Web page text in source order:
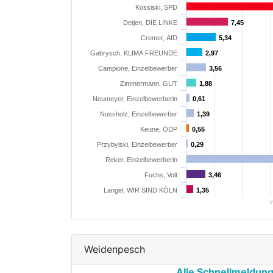
7,45
7,45
5,34
5,34
2,97
2,97
3,56
3,56
1,88
1,88
0,61
0,61
1,39
1,39
0,55
0,55
0,29
0,29
3,46
3,46
1,35
1,35
Kossiski, SPD
Detjen, DIE LINKE
Cremer, AfD
Gabrysch, KLIMA FREUNDE
Campione, Einzelbewerber
Zimmermann, GUT
Neumeyer, Einzelbewerberin
Nussholz, Einzelbewerber
Keune, ÖDP
Przybylski, Einzelbewerber
Reker, Einzelbewerberin
Fuchs, Volt
Langel, WIR SIND KÖLN
Weidenpesch